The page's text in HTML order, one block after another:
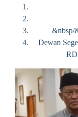
&nbsp/
Dewan